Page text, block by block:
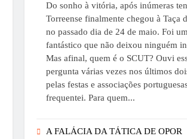
Do sonho à vitória, após inúmeras
Torreense finalmente chegou à Taça
no passado dia de 24 de maio. Foi
fantástico que não deixou ninguém
Mas afinal, quem é o SCUT? Ouvi
pergunta várias vezes nos últimos
pelas festas e associações
frequentei. Para quem...
A FALÁCIA DA TÁTICA DE OPOR